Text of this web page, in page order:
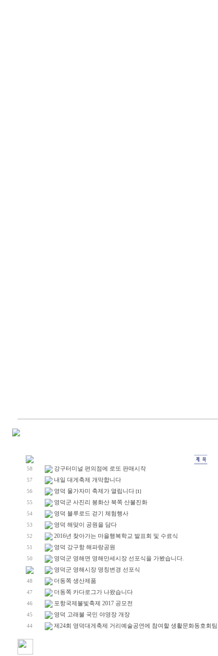
58 강구터미널 편의점에 로또 판매시작
57 내일 대게축제 개막합니다
56 영덕 물가자미 축제가 열립니다 [1]
55 영덕군 사진리 봉화산 북쪽 산불진화
54 영덕 블루로드 걷기 체험행사
53 영덕 해맞이 공원을 담다
52 2016년 찾아가는 마을행복학교 발표회 및 수료식
51 영덕 강구항 해파랑공원
50
영덕군 영해면 영해만세시장 선포식을 가봤습니다.
영덕군 영해시장 명칭변경 선포식
48 더동쪽 생산제품
47 더동쪽 카다로그가 나왔습니다
46 포항국제불빛축제 2017 공모전
45 영덕 고래불 국민 야영장 개장
44 제24회 영덕대게축제 거리예술공연에 참여할 생활문화동호회